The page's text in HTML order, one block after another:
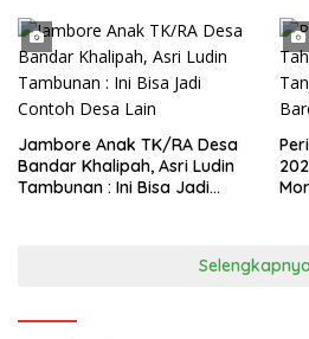
Jambore Anak TK/RA Desa
Bandar Khalipah, Asri Ludin
Tambunan : Ini Bisa Jadi
Selengkapnya